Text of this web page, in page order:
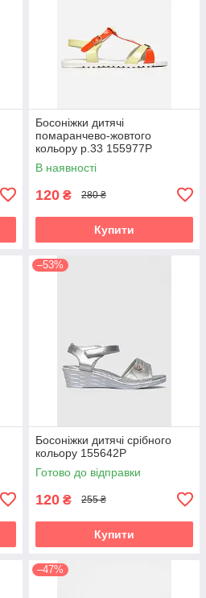
Босоніжки дитячі
помаранчево-жовтого
кольору р.33 155977P
В наявності
120 ₴ 280 ₴
Купити
–53%
Босоніжки дитячі срібного
кольору 155642P
Готово до відправки
120 ₴ 255 ₴
Купити
–47%